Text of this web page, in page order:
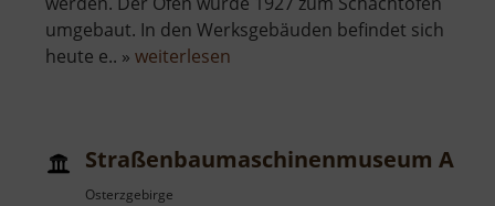
umgebaut. In den Werksgebäuden befindet sich
heute e.. » weiterlesen
Straßenbaumaschinenmuseum
Osterzgebirge